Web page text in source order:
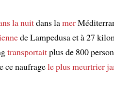
la nuitdans lamer
de Lampedusa et à 27
transportaitplus de 800
ce naufragele plus meurtrier